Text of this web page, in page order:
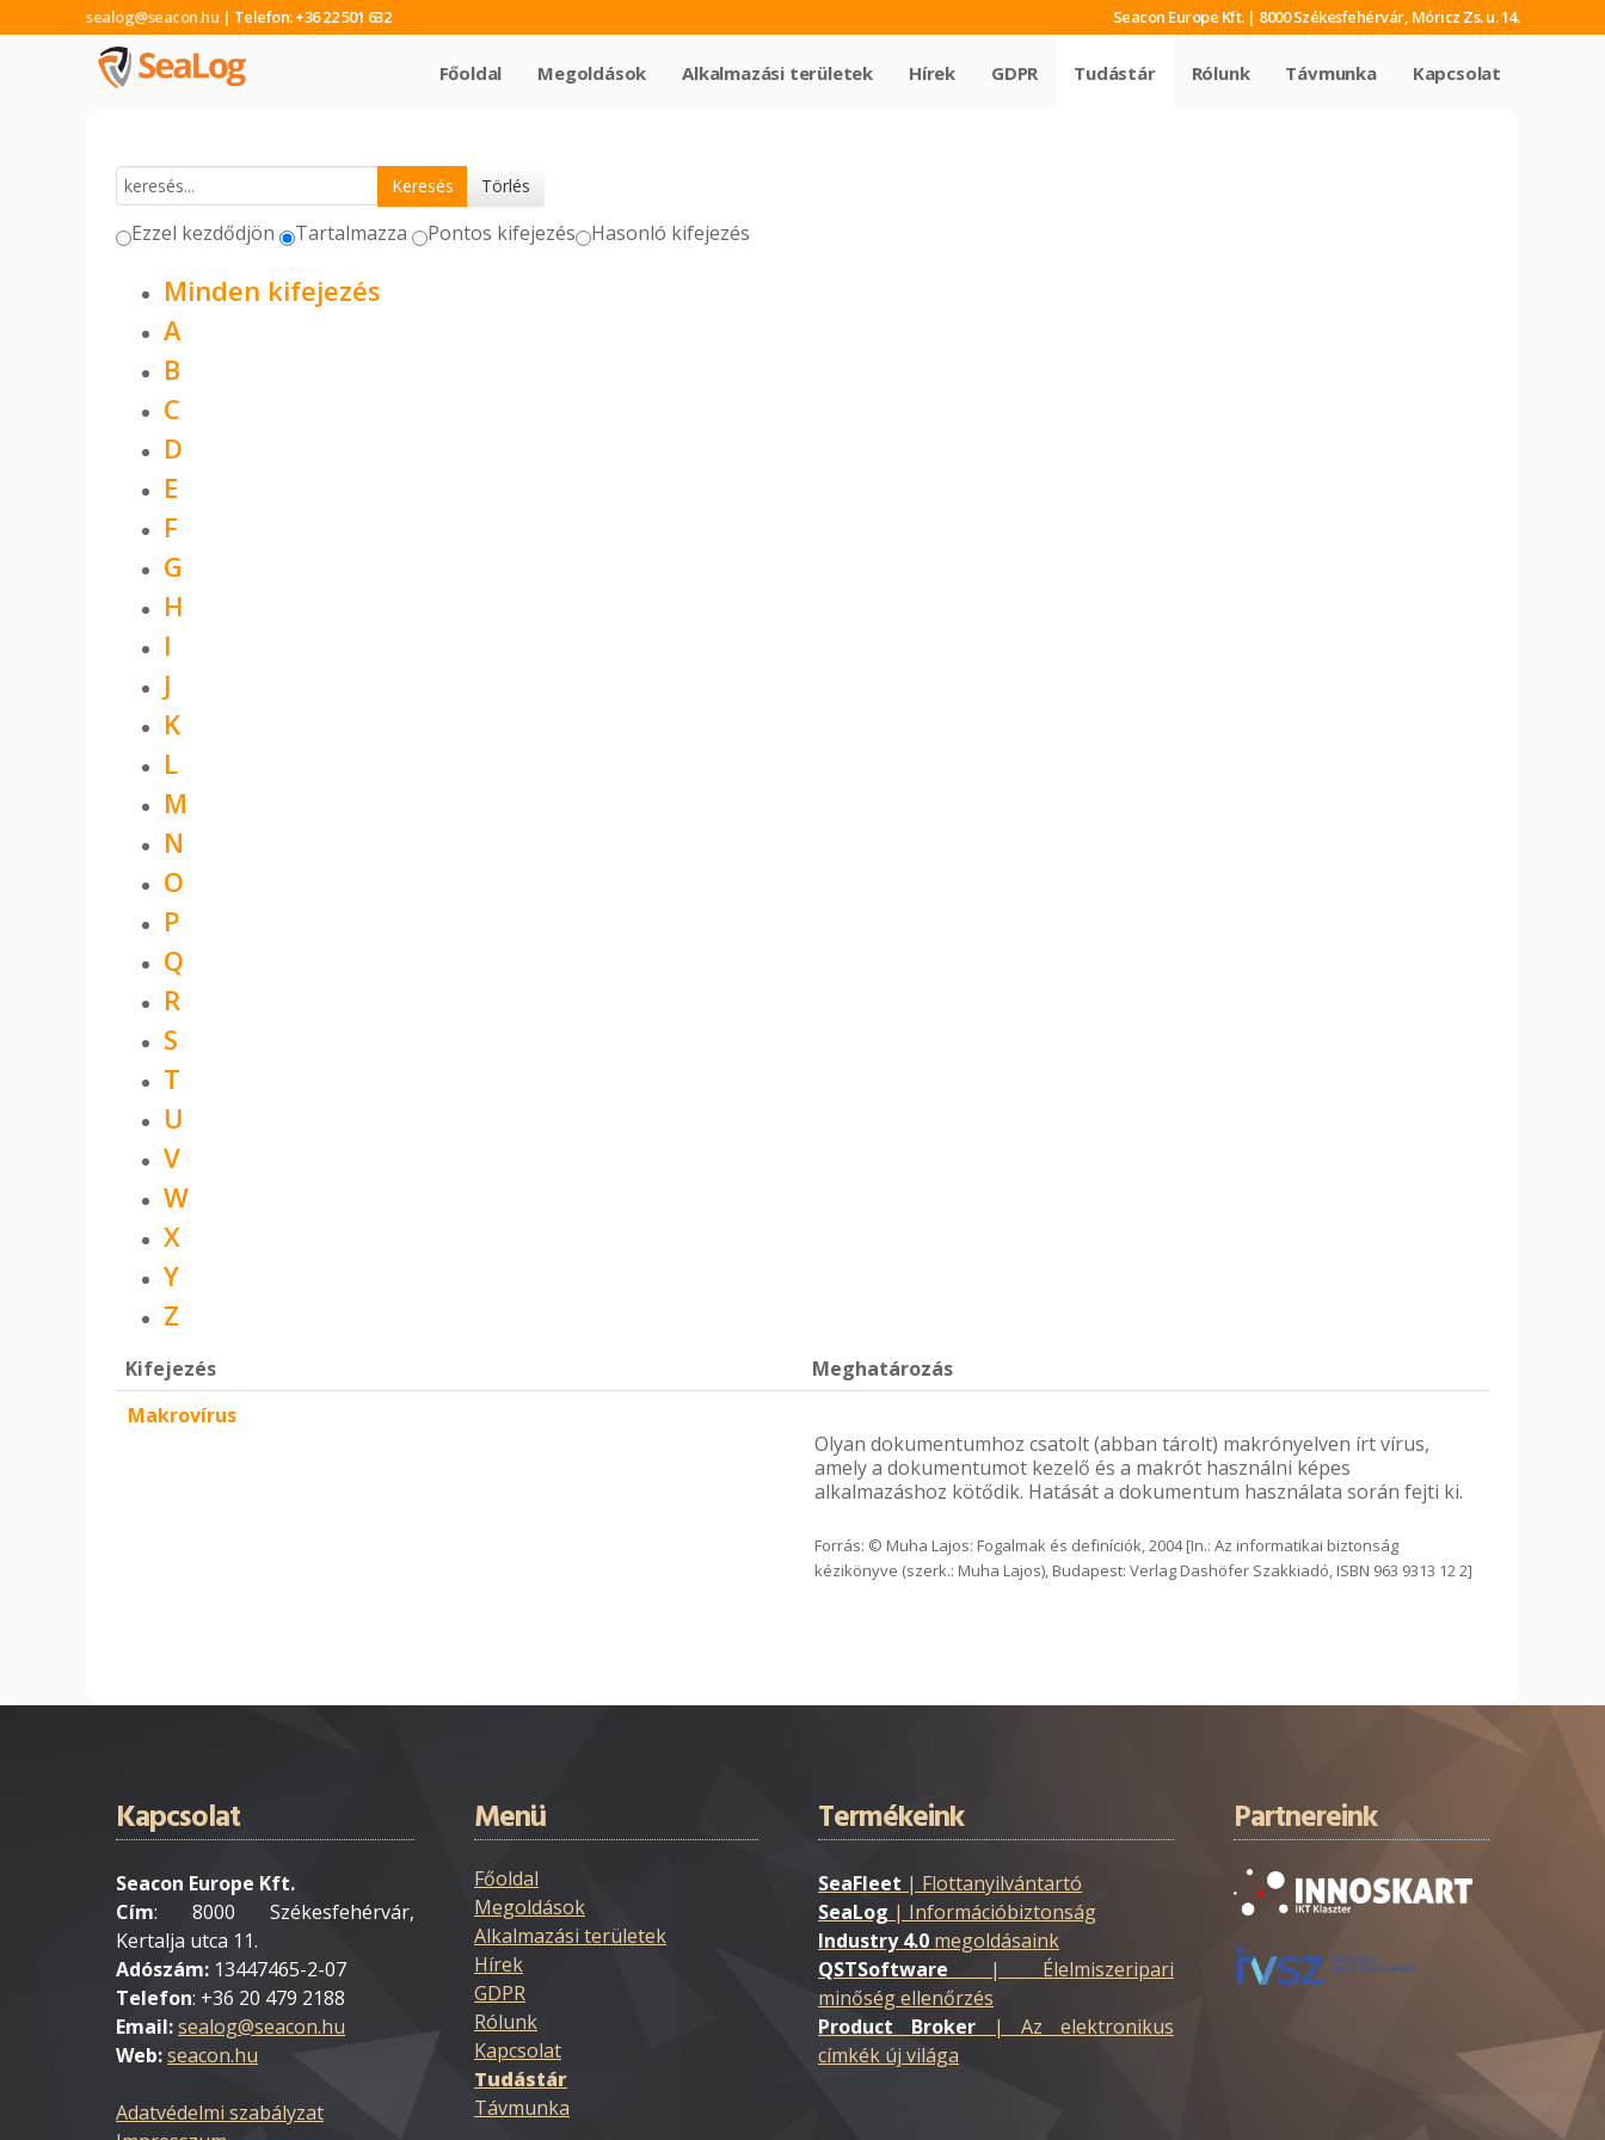
| Telefon: +36 22 501 632 Seacon Europe Kft. | 8000 Székesfehérvár, Móricz Zs. u. 14.
Főoldal Megoldások Alkalmazási területek Hírek GDPR Tudástár Rólunk Távmunka Kapcsolat
Ezzel kezdődjön Tartalmazza Pontos kifejezés Hasonló kifejezés
Minden kifejezés
A
B
C
D
E
F
G
H
I
J
K
L
M
N
O
P
Q
R
S
T
U
V
W
X
Y
Z
Kifejezés
Meghatározás
Makrovírus
Olyan dokumentumhoz csatolt (abban tárolt) makrónyelven írt vírus,
amely a dokumentumot kezelő és a makrót használni képes
alkalmazáshoz kötődik. Hatását a dokumentum használata során fejti ki.
Forrás: © Muha Lajos: Fogalmak és definíciók, 2004 [In.: Az informatikai biztonság
kézikönyve (szerk.: Muha Lajos), Budapest: Verlag Dashöfer Szakkiadó, ISBN 963 9313 12 2]
Kapcsolat
Seacon Europe Kft.
Cím: 8000 Székesfehérvár,
Kertalja utca 11.
Adószám: 13447465-2-07
Telefon: +36 20 479 2188
Email:
Web:seacon.hu
Adatvédelmi szabályzat
Menü
Főoldal
Megoldások
Alkalmazási területek
Hírek
GDPR
Rólunk
Kapcsolat
Tudástár
Távmunka
Termékeink
SeaFleet | Flottanyilvántartó
SeaLog | Információbiztonság
Industry 4.0 megoldásaink
QSTSoftware | Élelmiszeripari
minőség ellenőrzés
Product Broker| Az elektronikus
címkék új világa
Partnereink